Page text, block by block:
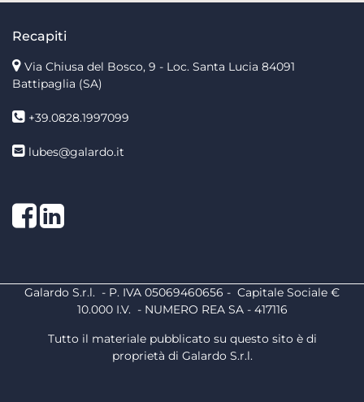
Recapiti
Via Chiusa del Bosco, 9 - Loc. Santa Lucia 84091
Battipaglia (SA)
+39.0828.1997099
lubes@galardo.it
Facebook
LinkedIn
Galardo S.r.l. - P. IVA 05069460656 - Capitale Sociale €
10.000 I.V. - NUMERO REA SA - 417116
Tutto il materiale pubblicato su questo sito è di
proprietà di Galardo S.r.l.